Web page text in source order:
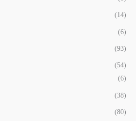
(14)
(6)
(93)
(54)
(6)
(38)
(80)